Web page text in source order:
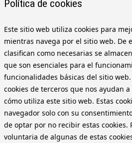
Política de cookies
Este sitio web utiliza cookies para
mientras navega por el sitio web. De
clasifican como necesarias se
que son esenciales para el
funcionalidades básicas del sitio
cookies de terceros que nos ayudan
cómo utiliza este sitio web. Estas
navegador solo con su
de optar por no recibir estas cookies.
voluntaria de algunas de estas